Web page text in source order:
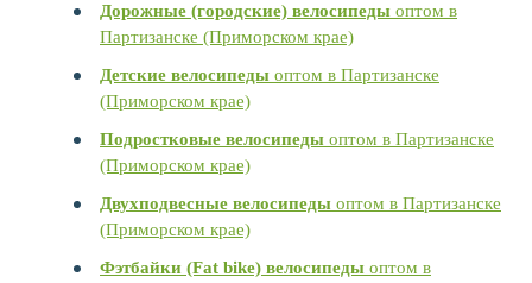
Дорожные (городские) велосипеды оптом в
Партизанске (Приморском крае)
Детские велосипеды оптом в Партизанске
(Приморском крае)
Подростковые велосипеды оптом в Партизанске
(Приморском крае)
Двухподвесные велосипеды оптом в Партизанске
(Приморском крае)
Фэтбайки (Fat bike) велосипеды оптом в